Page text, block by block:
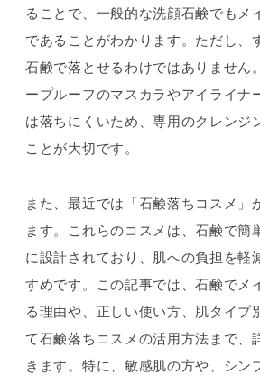
ることで、一般的な洗顔石鹸でもメ
であることがわかります。ただし、
石鹸で落とせるわけではありません
ープルーフのマスカラやアイライナ
は落ちにくいため、専用のクレンジ
ことが大切です。
また、最近では「石鹸落ちコスメ」
ます。これらのコスメは、石鹸で簡
に設計されており、肌への負担を軽
すめです。この記事では、石鹸でメ
る理由や、正しい使い方、肌タイプ
て石鹸落ちコスメの活用方法まで、
きます。特に、敏感肌の方や、シン